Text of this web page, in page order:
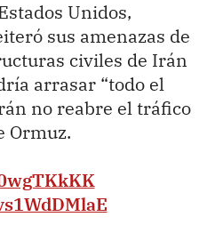
Unidos,
sus amenazas de
civiles de Irán
arrasar “todo el
no reabre el tráfico
Ormuz.